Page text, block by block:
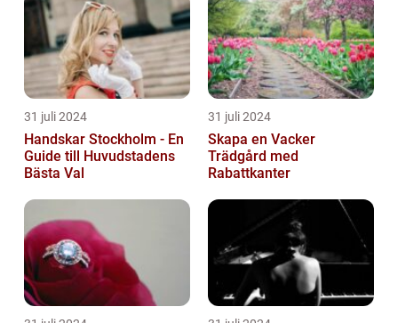
31 juli 2024
Handskar Stockholm - En
Guide till Huvudstadens
Bästa Val
31 juli 2024
Skapa en Vacker
Trädgård med
Rabattkanter